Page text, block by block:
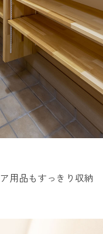
用品もすっきり収納